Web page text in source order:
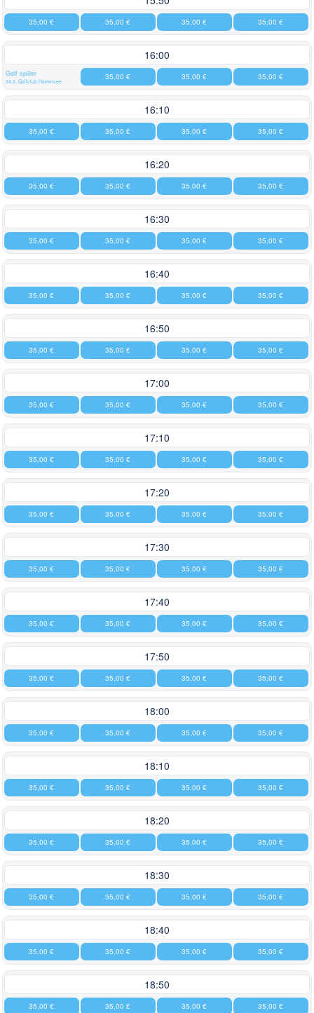
35,00 € 35,00 € 35,00 € 35,00 €
16:00
Golf spiller
34,3, Golfclub Herrensee 35,00 € 35,00 € 35,00 €
16:10
35,00 € 35,00 € 35,00 € 35,00 €
16:20
35,00 € 35,00 € 35,00 € 35,00 €
16:30
35,00 € 35,00 € 35,00 € 35,00 €
16:40
35,00 € 35,00 € 35,00 € 35,00 €
16:50
35,00 € 35,00 € 35,00 € 35,00 €
17:00
35,00 € 35,00 € 35,00 € 35,00 €
17:10
35,00 € 35,00 € 35,00 € 35,00 €
17:20
35,00 € 35,00 € 35,00 € 35,00 €
17:30
35,00 € 35,00 € 35,00 € 35,00 €
17:40
35,00 € 35,00 € 35,00 € 35,00 €
17:50
35,00 € 35,00 € 35,00 € 35,00 €
18:00
35,00 € 35,00 € 35,00 € 35,00 €
18:10
35,00 € 35,00 € 35,00 € 35,00 €
18:20
35,00 € 35,00 € 35,00 € 35,00 €
18:30
35,00 € 35,00 € 35,00 € 35,00 €
18:40
35,00 € 35,00 € 35,00 € 35,00 €
18:50
35,00 € 35,00 € 35,00 € 35,00 €